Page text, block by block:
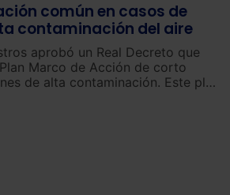
común en casos de
contaminación del aire
aprobó un Real Decreto que
Marco de Acción de corto
de alta contaminación. Este plan
de rebasar dichos umbrales.